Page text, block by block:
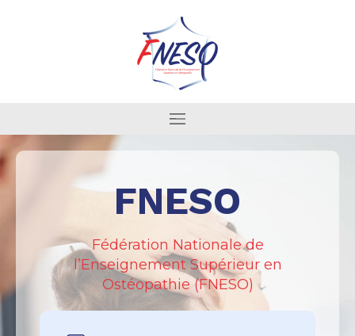
FNESO
Fédération Nationale de
l’Enseignement Supérieur en
Ostéopathie (FNESO)